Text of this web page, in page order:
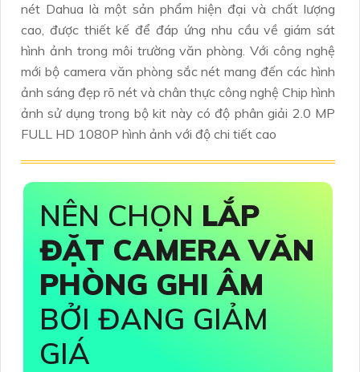
nét Dahua là một sản phẩm hiện đại và chất lượng
cao, được thiết kế để đáp ứng nhu cầu về giám sát
hình ảnh trong môi trường văn phòng. Với công nghệ
mới bộ camera văn phòng sắc nét mang đến các hình
ảnh sáng đẹp rõ nét và chân thực công nghệ Chip hình
ảnh sử dụng trong bộ kit này có độ phân giải 2.0 MP
FULL HD 1080P hình ảnh với độ chi tiết cao
NÊN CHỌN LẮP
ĐẶT CAMERA VĂN
PHÒNG GHI ÂM
BỞI ĐANG GIẢM
GIÁ